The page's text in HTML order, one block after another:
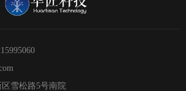
雪松路5号南院